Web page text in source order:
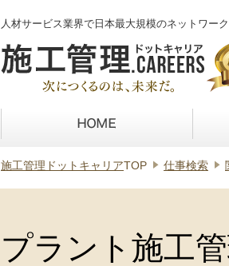
人材サービス業界で日本最大規模のネットワー
施工管理ドットキャリアTOP 仕事検索
プラント施工